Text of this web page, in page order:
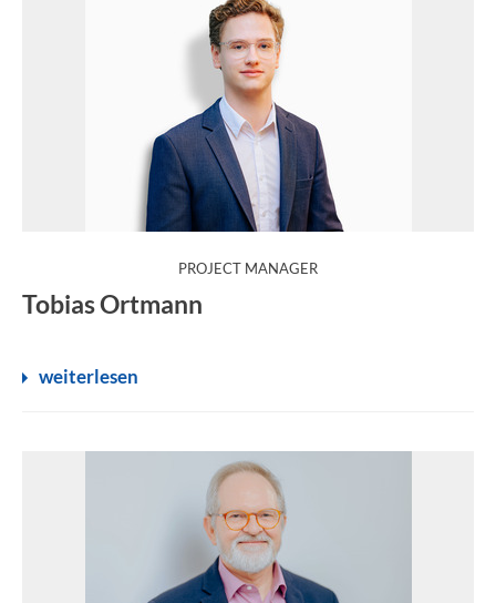
PROJECT MANAGER:
Tobias Ortmann
weiterlesen